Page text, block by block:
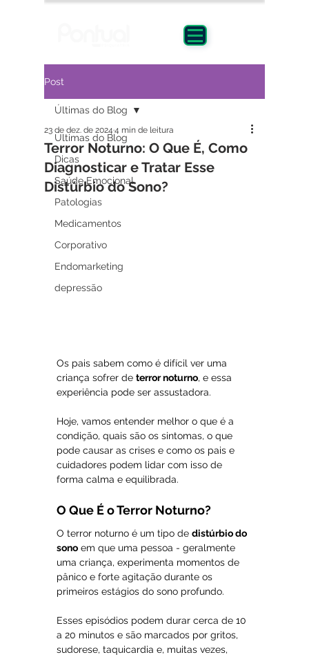
Post
Últimas do Blog
Dicas
Saúde Emocional
Patologias
Medicamentos
Corporativo
Endomarketing
depressão
Últimas do Blog
Terror Noturno: O Que É, Como
Diagnosticar e Tratar Esse
Distúrbio do Sono?
23 de dez. de 2024 4 min de leitura
Os pais sabem como é difícil ver uma
criança sofrer de terror noturno, e essa
experiência pode ser assustadora.
Hoje, vamos entender melhor o que é a
condição, quais são os sintomas, o que
pode causar as crises e como os pais e
cuidadores podem lidar com isso de
forma calma e equilibrada.
O Que É o Terror Noturno?
O terror noturno é um tipo de distúrbio do
sono em que uma pessoa - geralmente
uma criança, experimenta momentos de
pânico e forte agitação durante os
primeiros estágios do sono profundo.
Esses episódios podem durar cerca de 10
a 20 minutos e são marcados por gritos,
sudorese, taquicardia e, muitas vezes,